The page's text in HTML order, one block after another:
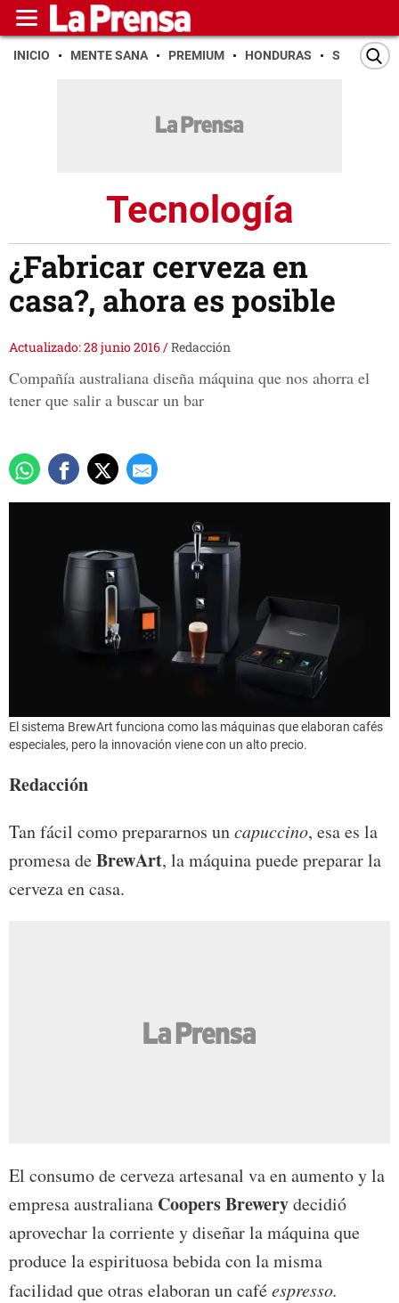
INICIO MENTE SANA PREMIUM HONDURAS SAN PEDRO
Tecnología
¿Fabricar cerveza en
casa?, ahora es posible
Actualizado: 28 junio 2016/Redacción
Compañía australiana diseña máquina que nos ahorra el
tener que salir a buscar un bar
El sistema BrewArt funciona como las máquinas que elaboran cafés
especiales, pero la innovación viene con un alto precio.
Redacción
Tan fácil como prepararnos uncapuccino, esa es la
promesa deBrewArt, la máquina puede preparar la
cerveza en casa.
El consumo de cerveza artesanal va en aumento y la
empresa australiana Coopers Brewerydecidió
aprovechar la corriente y diseñar la máquina que
produce la espirituosa bebida con la misma
facilidad que otras elaboran un caféespresso.